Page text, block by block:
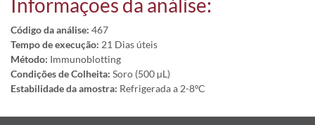
Informações da análise:
Código da análise: 467
Tempo de execução: 21 Dias úteis
Método: Immunoblotting
Condições de Colheita: Soro (500 µL)
Estabilidade da amostra: Refrigerada a 2-8ºC